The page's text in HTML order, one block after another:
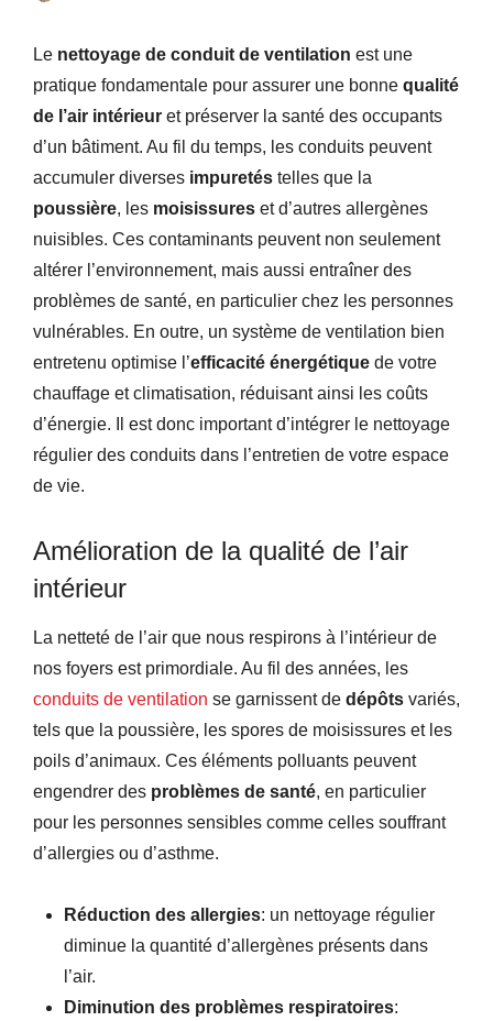
Le nettoyage de conduit de ventilation est une
pratique fondamentale pour assurer une bonne qualité
de l’air intérieur et préserver la santé des occupants
d’un bâtiment. Au fil du temps, les conduits peuvent
accumuler diverses impuretés telles que la
poussière, les moisissures et d’autres allergènes
nuisibles. Ces contaminants peuvent non seulement
altérer l’environnement, mais aussi entraîner des
problèmes de santé, en particulier chez les personnes
vulnérables. En outre, un système de ventilation bien
entretenu optimise l’efficacité énergétique de votre
chauffage et climatisation, réduisant ainsi les coûts
d’énergie. Il est donc important d’intégrer le nettoyage
régulier des conduits dans l’entretien de votre espace
de vie.
Amélioration de la qualité de l’air
intérieur
La netteté de l’air que nous respirons à l’intérieur de
nos foyers est primordiale. Au fil des années, les
conduits de ventilation se garnissent de dépôts variés,
tels que la poussière, les spores de moisissures et les
poils d’animaux. Ces éléments polluants peuvent
engendrer des problèmes de santé, en particulier
pour les personnes sensibles comme celles souffrant
d’allergies ou d’asthme.
Réduction des allergies: un nettoyage régulier
diminue la quantité d’allergènes présents dans
l’air.
Diminution des problèmes respiratoires: